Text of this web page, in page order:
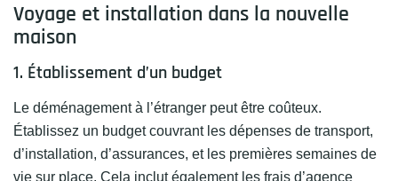
Voyage et installation dans la nouvelle
maison
1. Établissement d’un budget
Le déménagement à l’étranger peut être coûteux.
Établissez un budget couvrant les dépenses de transport,
d’installation, d’assurances, et les premières semaines de
vie sur place. Cela inclut également les frais d’agence